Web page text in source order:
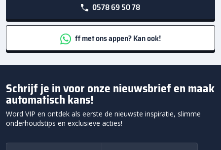
0578 69 50 78
ff met ons appen? Kan ook!
Schrijf je in voor onze nieuwsbrief en maak
automatisch kans!
Word VIP en ontdek als eerste de nieuwste inspiratie, slimme
onderhoudstips en exclusieve acties!